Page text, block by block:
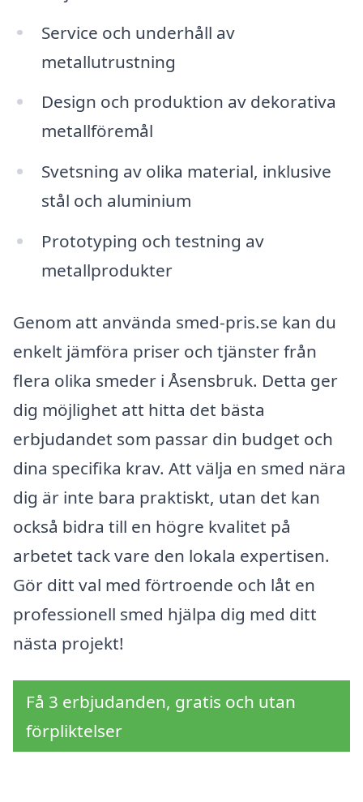
Service och underhåll av
metallutrustning
Design och produktion av dekorativa
metallföremål
Svetsning av olika material, inklusive
stål och aluminium
Prototyping och testning av
metallprodukter
Genom att använda smed-pris.se kan du
enkelt jämföra priser och tjänster från
flera olika smeder i Åsensbruk. Detta ger
dig möjlighet att hitta det bästa
erbjudandet som passar din budget och
dina specifika krav. Att välja en smed nära
dig är inte bara praktiskt, utan det kan
också bidra till en högre kvalitet på
arbetet tack vare den lokala expertisen.
Gör ditt val med förtroende och låt en
professionell smed hjälpa dig med ditt
nästa projekt!
Få 3 erbjudanden, gratis och utan
förpliktelser